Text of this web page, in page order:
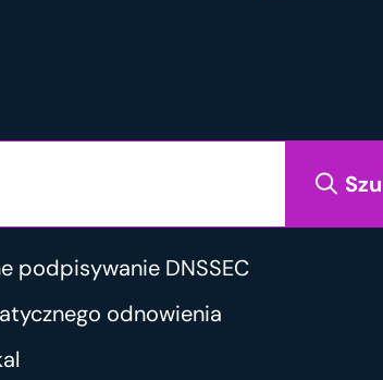
podpisywanie DNSSEC
odnowienia